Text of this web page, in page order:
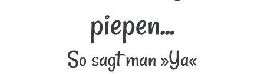
piepen...
So sagt man »Ya«